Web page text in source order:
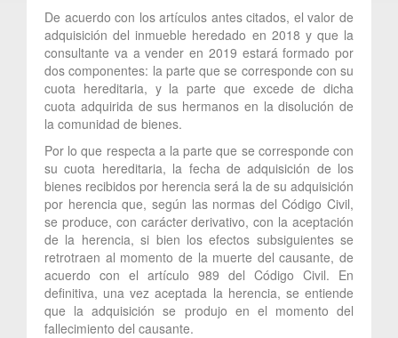
De acuerdo con los artículos antes citados, el valor de
adquisición del inmueble heredado en 2018 y que la
consultante va a vender en 2019 estará formado por
dos componentes: la parte que se corresponde con su
cuota hereditaria, y la parte que excede de dicha
cuota adquirida de sus hermanos en la disolución de
la comunidad de bienes.
Por lo que respecta a la parte que se corresponde con
su cuota hereditaria, la fecha de adquisición de los
bienes recibidos por herencia será la de su adquisición
por herencia que, según las normas del Código Civil,
se produce, con carácter derivativo, con la aceptación
de la herencia, si bien los efectos subsiguientes se
retrotraen al momento de la muerte del causante, de
acuerdo con el artículo 989 del Código Civil. En
definitiva, una vez aceptada la herencia, se entiende
que la adquisición se produjo en el momento del
fallecimiento del causante.